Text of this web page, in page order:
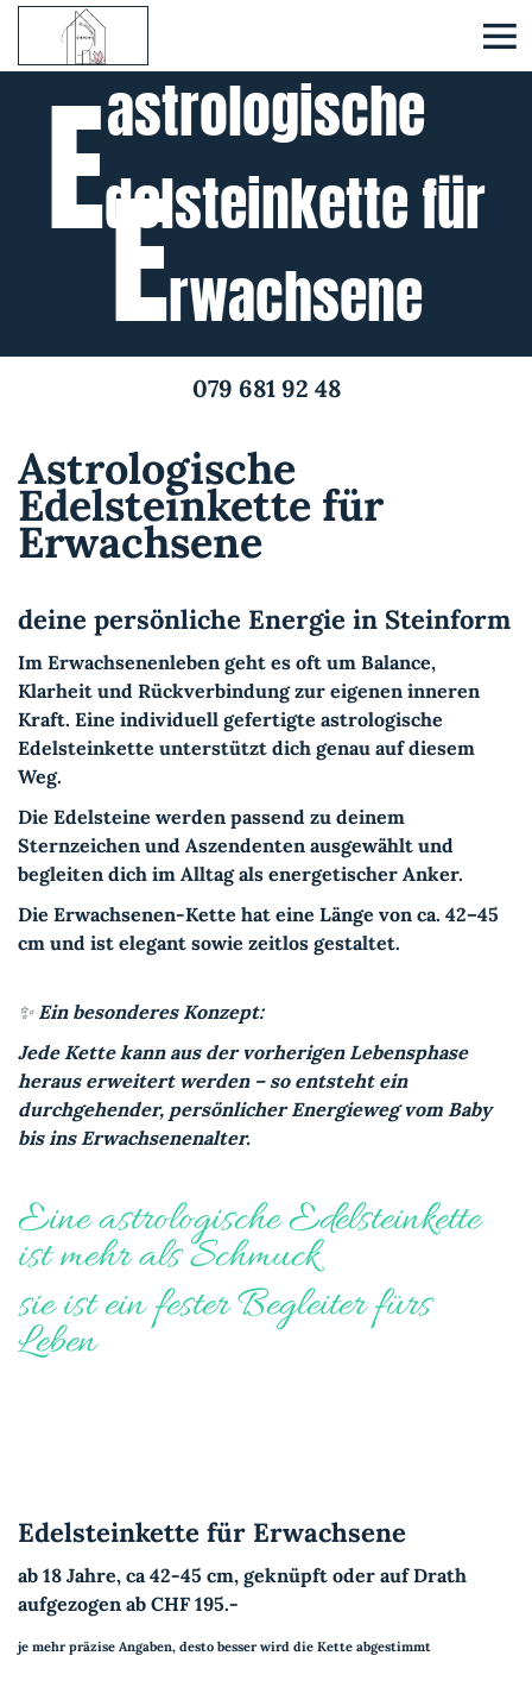
astrologische
Edelsteinkette für
Erwachsene
079 681 92 48
Astrologische
Edelsteinkette für
Erwachsene
deine persönliche Energie in Steinform
Im Erwachsenenleben geht es oft um Balance,
Klarheit und Rückverbindung zur eigenen inneren
Kraft. Eine individuell gefertigte astrologische
Edelsteinkette unterstützt dich genau auf diesem
Weg.
Die Edelsteine werden passend zu deinem
Sternzeichen und Aszendenten ausgewählt und
begleiten dich im Alltag als energetischer Anker.
Die Erwachsenen-Kette hat eine Länge von ca. 42–45
cm und ist elegant sowie zeitlos gestaltet.
✨ Ein besonderes Konzept:
Jede Kette kann aus der vorherigen Lebensphase
heraus erweitert werden – so entsteht ein
durchgehender, persönlicher Energieweg vom Baby
bis ins Erwachsenenalter.
Eine astrologische Edelsteinkette
ist mehr als Schmuck
sie ist ein fester Begleiter fürs
Leben
Edelsteinkette für Erwachsene
ab 18 Jahre, ca 42-45 cm, geknüpft oder auf Drath
aufgezogen ab CHF 195.-
je mehr präzise Angaben, desto besser wird die Kette abgestimmt